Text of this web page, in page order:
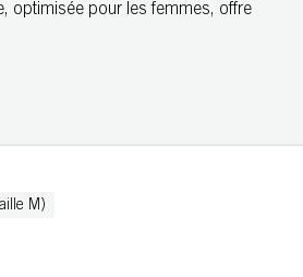
optimisée pour les femmes, offre
M)